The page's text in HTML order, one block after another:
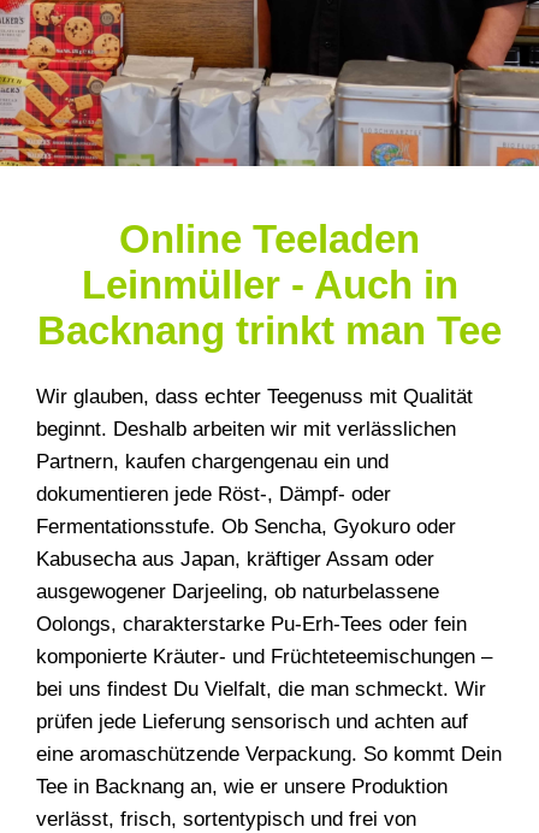
Online Teeladen
Leinmüller - Auch in
Backnang trinkt man Tee
Wir glauben, dass echter Teegenuss mit Qualität
beginnt. Deshalb arbeiten wir mit verlässlichen
Partnern, kaufen chargengenau ein und
dokumentieren jede Röst-, Dämpf- oder
Fermentationsstufe. Ob Sencha, Gyokuro oder
Kabusecha aus Japan, kräftiger Assam oder
ausgewogener Darjeeling, ob naturbelassene
Oolongs, charakterstarke Pu-Erh-Tees oder fein
komponierte Kräuter- und Früchteteemischungen –
bei uns findest Du Vielfalt, die man schmeckt. Wir
prüfen jede Lieferung sensorisch und achten auf
eine aromaschützende Verpackung. So kommt Dein
Tee in Backnang an, wie er unsere Produktion
verlässt, frisch, sortentypisch und frei von